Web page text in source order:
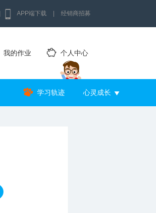
APP端下载 经销商招募
我的作业 个人中心
学习轨迹 心灵成长